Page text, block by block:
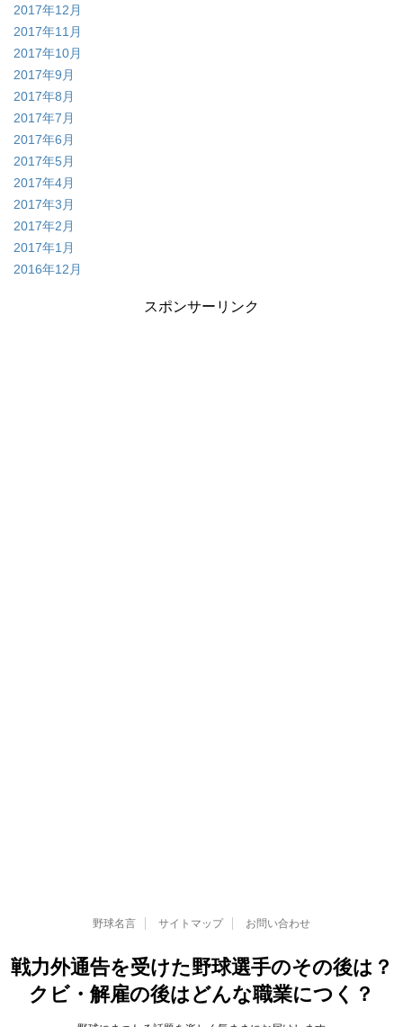
2017年12月
2017年11月
2017年10月
2017年9月
2017年8月
2017年7月
2017年6月
2017年5月
2017年4月
2017年3月
2017年2月
2017年1月
2016年12月
スポンサーリンク
野球名言 サイトマップ お問い合わせ
戦力外通告を受けた野球選手のその後は？
クビ・解雇の後はどんな職業につく？